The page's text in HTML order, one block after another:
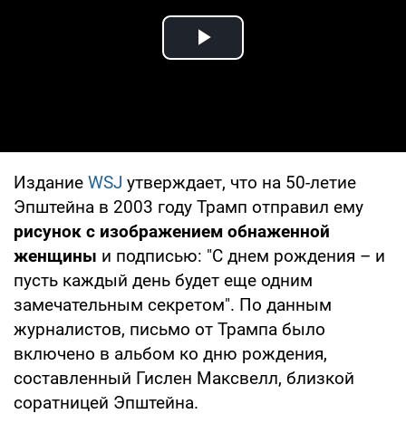
Play Video
Издание WSJ утверждает, что на 50-летие
Эпштейна в 2003 году Трамп отправил ему
рисунок с изображением обнаженной
женщины и подписью: "С днем рождения – и
пусть каждый день будет еще одним
замечательным секретом". По данным
журналистов, письмо от Трампа было
включено в альбом ко дню рождения,
составленный Гислен Максвелл, близкой
соратницей Эпштейна.